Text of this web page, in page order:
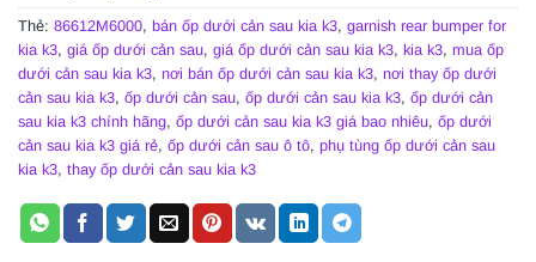
Thẻ: 86612M6000, bán ốp dưới cản sau kia k3, garnish rear bumper for
kia k3, giá ốp dưới cản sau, giá ốp dưới cản sau kia k3, kia k3, mua ốp
dưới cản sau kia k3, nơi bán ốp dưới cản sau kia k3, nơi thay ốp dưới
cản sau kia k3, ốp dưới cản sau, ốp dưới cản sau kia k3, ốp dưới cản
sau kia k3 chính hãng, ốp dưới cản sau kia k3 giá bao nhiêu, ốp dưới
cản sau kia k3 giá rẻ, ốp dưới cản sau ô tô, phụ tùng ốp dưới cản sau
kia k3, thay ốp dưới cản sau kia k3